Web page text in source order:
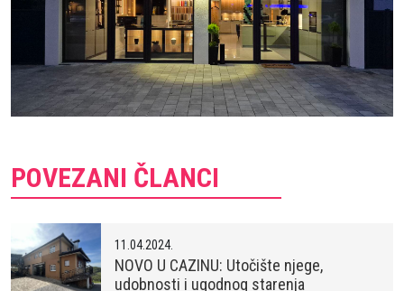
POVEZANI ČLANCI
11.04.2024.
NOVO U CAZINU: Utočište njege,
udobnosti i ugodnog starenja